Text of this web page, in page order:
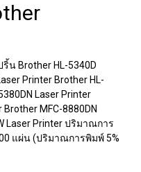
น Brother HL-5340D
Printer Brother HL-
Laser Printer
MFC-8880DN
Laser Printer ปริมาณการ
แผ่น (ปริมาณการพิมพ์ 5%